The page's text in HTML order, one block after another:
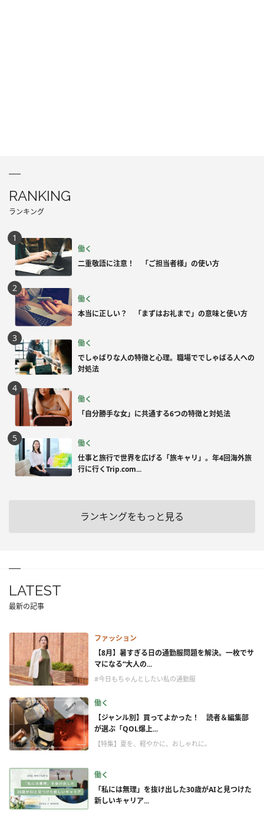
RANKING
ランキング
働く
二重敬語に注意！ 「ご担当者様」の使い方
働く
本当に正しい？ 「まずはお礼まで」の意味と使い方
働く
でしゃばりな人の特徴と心理。職場ででしゃばる人への
対処法
働く
「自分勝手な女」に共通する6つの特徴と対処法
働く
仕事と旅行で世界を広げる「旅キャリ」。年4回海外旅
行に行くTrip.com...
ランキングをもっと見る
LATEST
最新の記事
ファッション
【8月】暑すぎる日の通勤服問題を解決。一枚でサ
マになる“大人の...
#今日もちゃんとしたい私の通勤服
働く
【ジャンル別】買ってよかった！ 読者＆編集部
が選ぶ「QOL爆上...
【特集】夏を、軽やかに、おしゃれに。
働く
「私には無理」を抜け出した30歳がAIと見つけた
新しいキャリア...